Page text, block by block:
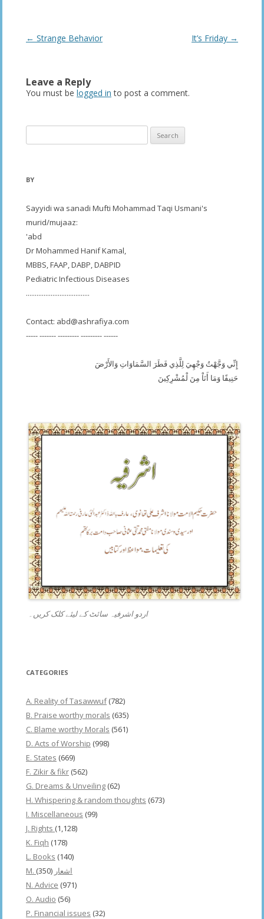
Post
← Strange Behavior It’s Friday →
Leave a Reply
You must be logged in to post a comment.
for:
BY
Sayyidi wa sanadi Mufti Mohammad Taqi Usmani's
murid/mujaaz:
'abd
Dr Mohammed Hanif Kamal,
MBBS, FAAP, DABP, DABPID
Pediatric Infectious Diseases
....................................
Contact: abd@ashrafiya.com
----- ------- --------- --------- ------
إِنِّي وَجَّهْتُ وَجْهِيَ لِلَّذِي فَطَرَ السَّمَاوَاتِ وَالأَرْضَ
حَنِيفًا وَمَا أَنَاْ مِنَ لْمُشْرِكِينَ
اردو اشرفیہ سائٹ کے لیئے کلک کریں۔
CATEGORIES
A. Reality of Tasawwuf(782)
B. Praise worthy morals (635)
C. Blame worthy Morals (561)
D. Acts of Worship (998)
E. States (669)
F. Zikir & fikr (562)
G. Dreams & Unveiling (62)
H. Whispering & random thoughts (673)
I. Miscellaneous (99)
J. Rights (1,128)
K. Fiqh (178)
L. Books (140)
M. اشعار (350)
N. Advice (971)
O. Audio (56)
P. Financial issues (32)